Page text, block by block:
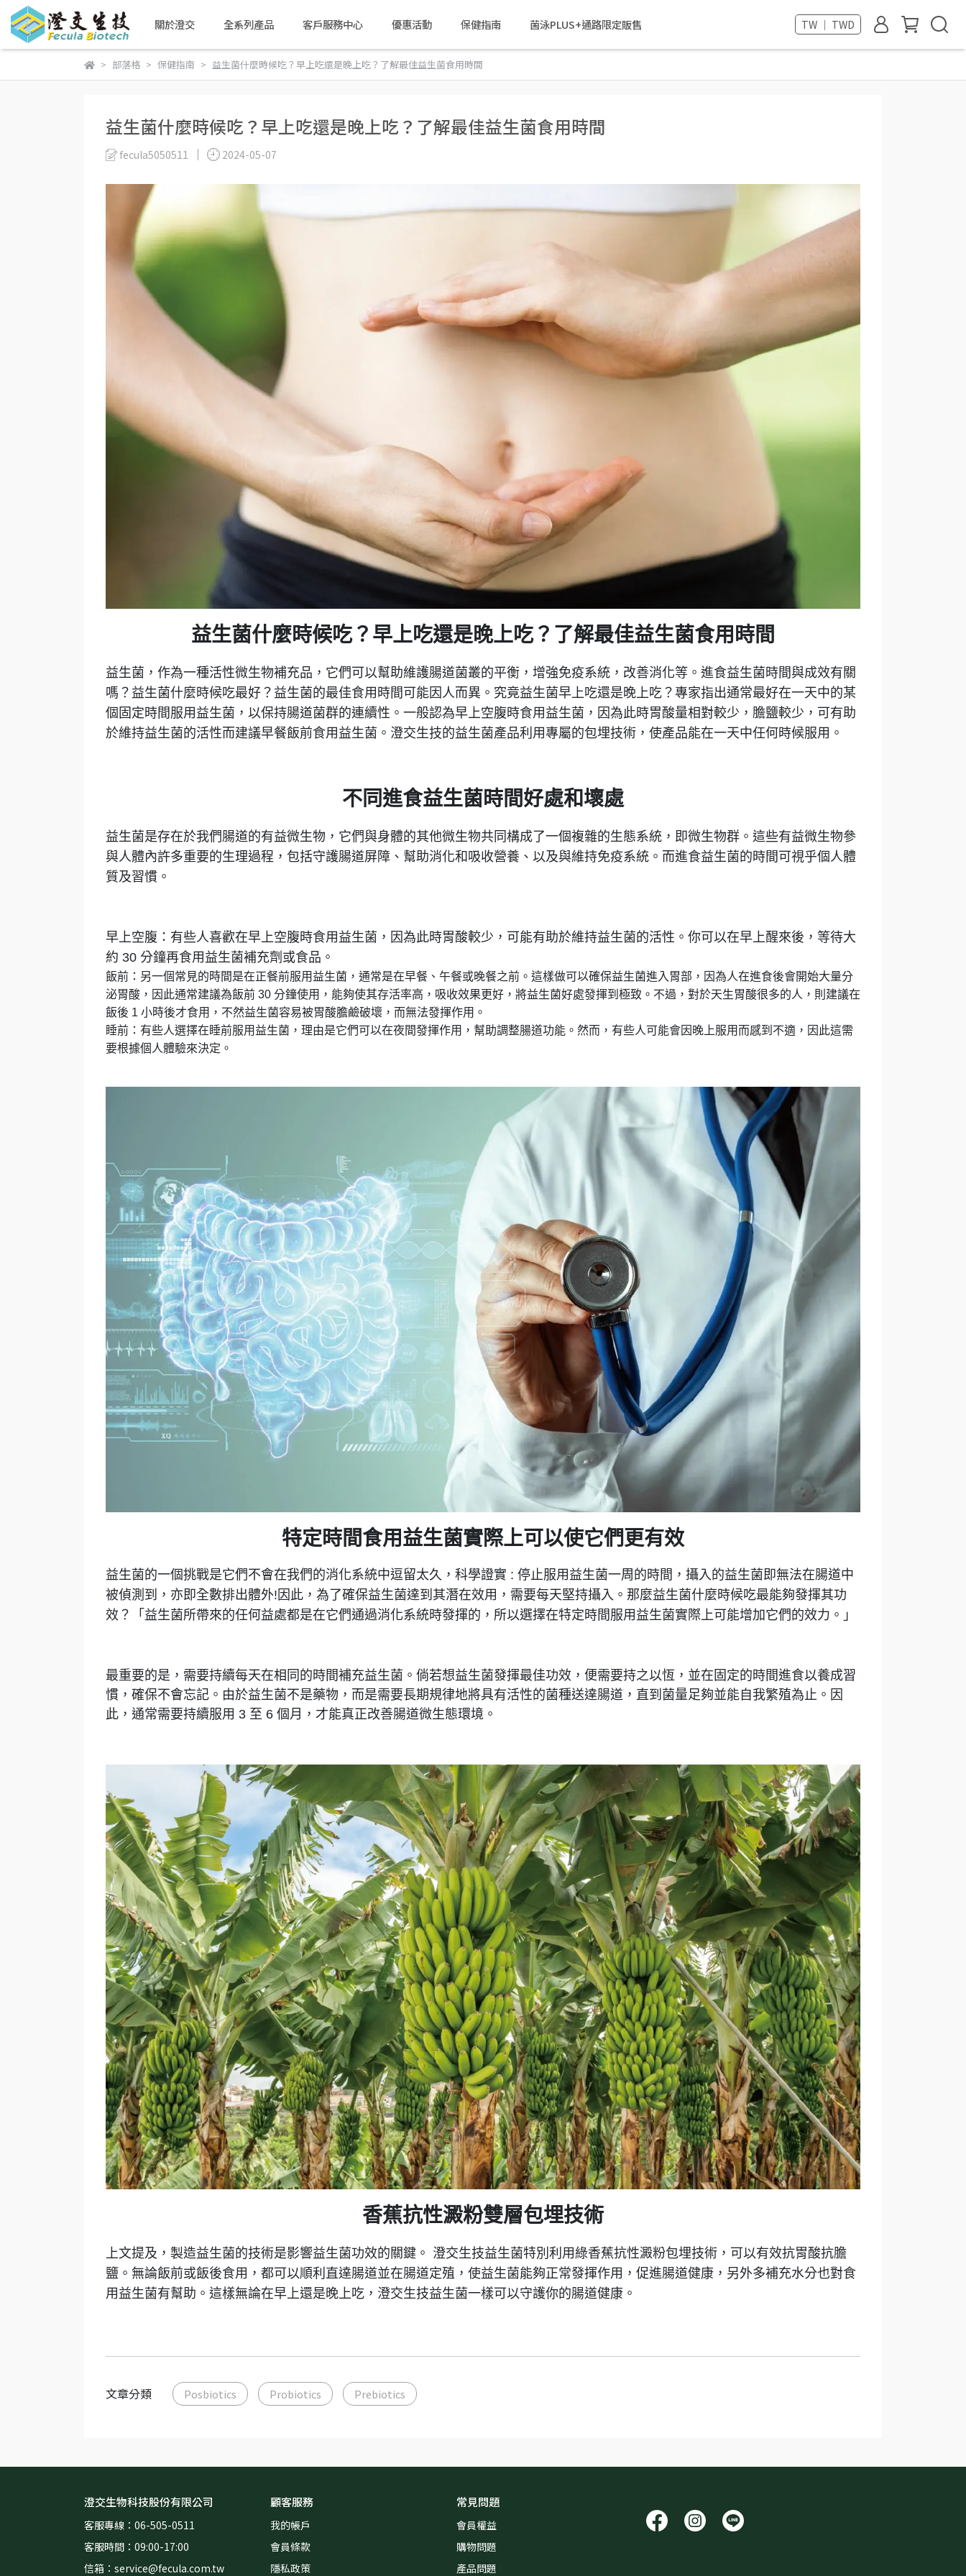
關於澄交 全系列產品 客戶服務中心 優惠活動 保健指南 菌泳PLUS+通路限定販售 TW ｜ TWD
部落格 保健指南 益生菌什麼時候吃？早上吃還是晚上吃？了解最佳益生菌食用時間
益生菌什麼時候吃？早上吃還是晚上吃？了解最佳益生菌食用時間
fecula5050511 2024-05-07
益生菌什麼時候吃？早上吃還是晚上吃？了解最佳益生菌食用時間
益生菌，作為一種活性微生物補充品，它們可以幫助維護腸道菌叢的平衡，增強免疫系統，改善消化等。進食益生菌時間與成效有關
嗎？益生菌什麼時候吃最好？益生菌的最佳食用時間可能因人而異。究竟益生菌早上吃還是晚上吃？專家指出通常最好在一天中的某
個固定時間服用益生菌，以保持腸道菌群的連續性。一般認為早上空腹時食用益生菌，因為此時胃酸量相對較少，膽鹽較少，可有助
於維持益生菌的活性而建議早餐飯前食用益生菌。澄交生技的益生菌產品利用專屬的包埋技術，使產品能在一天中任何時候服用。
不同進食益生菌時間好處和壞處
益生菌是存在於我們腸道的有益微生物，它們與身體的其他微生物共同構成了一個複雜的生態系統，即微生物群。這些有益微生物參
與人體內許多重要的生理過程，包括守護腸道屏障、幫助消化和吸收營養、以及與維持免疫系統。而進食益生菌的時間可視乎個人體
質及習慣。
早上空腹：有些人喜歡在早上空腹時食用益生菌，因為此時胃酸較少，可能有助於維持益生菌的活性。你可以在早上醒來後，等待大
約 30 分鐘再食用益生菌補充劑或食品。
飯前：另一個常見的時間是在正餐前服用益生菌，通常是在早餐、午餐或晚餐之前。這樣做可以確保益生菌進入胃部，因為人在進食後會開始大量分
泌胃酸，因此通常建議為飯前 30 分鐘使用，能夠使其存活率高，吸收效果更好，將益生菌好處發揮到極致。不過，對於天生胃酸很多的人，則建議在
飯後 1 小時後才食用，不然益生菌容易被胃酸膽鹼破壞，而無法發揮作用。
睡前：有些人選擇在睡前服用益生菌，理由是它們可以在夜間發揮作用，幫助調整腸道功能。然而，有些人可能會因晚上服用而感到不適，因此這需
要根據個人體驗來決定。
特定時間食用益生菌實際上可以使它們更有效
益生菌的一個挑戰是它們不會在我們的消化系統中逗留太久，科學證實 : 停止服用益生菌一周的時間，攝入的益生菌即無法在腸道中
被偵測到，亦即全數排出體外!因此，為了確保益生菌達到其潛在效用，需要每天堅持攝入。那麼益生菌什麼時候吃最能夠發揮其功
效？「益生菌所帶來的任何益處都是在它們通過消化系統時發揮的，所以選擇在特定時間服用益生菌實際上可能增加它們的效力。」
最重要的是，需要持續每天在相同的時間補充益生菌。倘若想益生菌發揮最佳功效，便需要持之以恆，並在固定的時間進食以養成習
慣，確保不會忘記。由於益生菌不是藥物，而是需要長期規律地將具有活性的菌種送達腸道，直到菌量足夠並能自我繁殖為止。因
此，通常需要持續服用 3 至 6 個月，才能真正改善腸道微生態環境。
香蕉抗性澱粉雙層包埋技術
上文提及，製造益生菌的技術是影響益生菌功效的關鍵。 澄交生技益生菌特別利用綠香蕉抗性澱粉包埋技術，可以有效抗胃酸抗膽
鹽。無論飯前或飯後食用，都可以順利直達腸道並在腸道定殖，使益生菌能夠正常發揮作用，促進腸道健康，另外多補充水分也對食
用益生菌有幫助。這樣無論在早上還是晚上吃，澄交生技益生菌一樣可以守護你的腸道健康。
文章分類 Posbiotics Probiotics Prebiotics
澄交生物科技股份有限公司
客服專線：06-505-0511
客服時間：09:00-17:00
信箱：service@fecula.com.tw
顧客服務
我的帳戶
會員條款
隱私政策
常見問題
會員權益
購物問題
產品問題